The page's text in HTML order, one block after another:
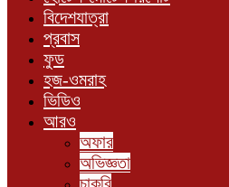
বিদেশযাত্রা
প্রবাস
ফুড
হজ-ওমরাহ
ভিডিও
আরও
অফার
অভিজ্ঞতা